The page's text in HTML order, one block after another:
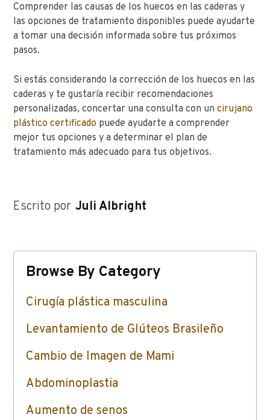
Comprender las causas de los huecos en las caderas y
las opciones de tratamiento disponibles puede ayudarte
a tomar una decisión informada sobre tus próximos
pasos.
Si estás considerando la corrección de los huecos en las
caderas y te gustaría recibir recomendaciones
personalizadas, concertar una consulta con uncirujano
plástico certificado puede ayudarte a comprender
mejor tus opciones y a determinar el plan de
tratamiento más adecuado para tus objetivos.
Escrito por Juli Albright
Browse By Category
Cirugía plástica masculina
Levantamiento de Glúteos Brasileño
Cambio de Imagen de Mami
Abdominoplastia
Aumento de senos